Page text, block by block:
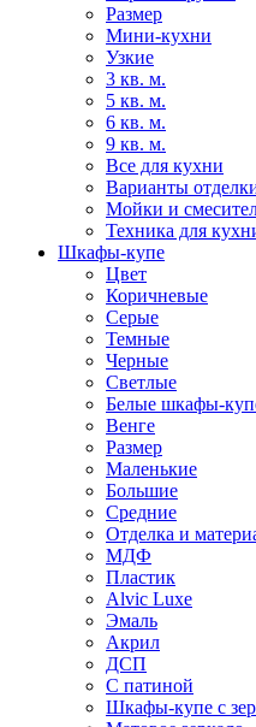
Размер
Мини-кухни
Узкие
3 кв. м.
5 кв. м.
6 кв. м.
9 кв. м.
Все для кухни
Варианты
Мойки и
Техника для
Шкафы-купе
Цвет
Коричневые
Серые
Темные
Черные
Светлые
Белые шкафы-
Венге
Размер
Маленькие
Большие
Средние
Отделка и
МДФ
Пластик
Alvic Luxe
Эмаль
Акрил
ДСП
С патиной
Шкафы-купе с